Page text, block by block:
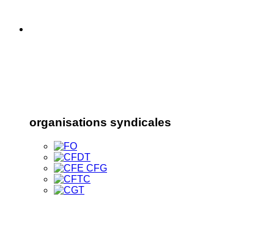
organisations syndicales